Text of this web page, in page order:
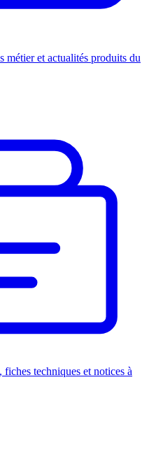
métier et actualités produits du
fiches techniques et notices à